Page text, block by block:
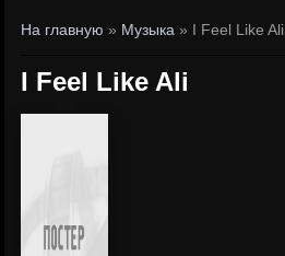
На главную » Музыка » I Feel Like Ali
I Feel Like Ali